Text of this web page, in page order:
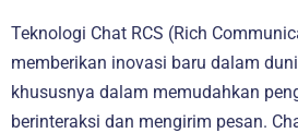
Teknologi Chat RCS (Rich
memberikan inovasi baru dalam
khususnya dalam memudahkan
berinteraksi dan mengirim pesan.